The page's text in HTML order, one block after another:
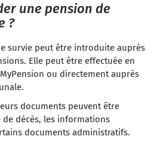
une pension de
?
survie peut être introduite auprès
Elle peut être effectuée en
ou directement auprès
documents peuvent être
de décès, les informations
documents administratifs.